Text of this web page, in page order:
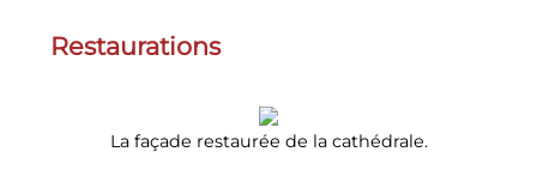
Restaurations
La façade restaurée de la cathédrale.